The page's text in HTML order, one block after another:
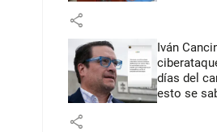
share
Iván
días del
esto se
share